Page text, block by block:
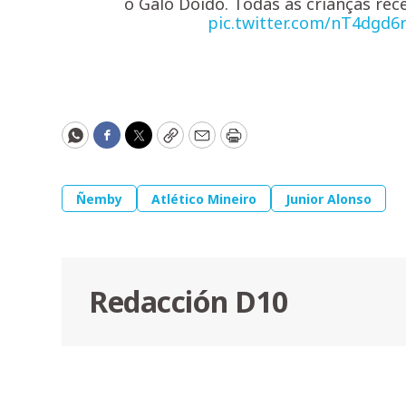
pic.twitter.com/
WhatsApp
Facebook
Twitter
CopyEmailPrint
Ñemby Atlético Mineiro Junior Alonso
Redacción D10